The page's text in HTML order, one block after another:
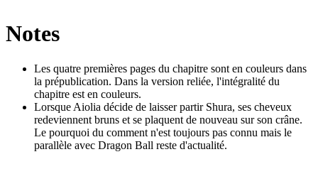
Notes
Les quatre premières pages du chapitre sont en couleurs dans
la prépublication. Dans la version reliée, l'intégralité du
chapitre est en couleurs.
Lorsque Aiolia décide de laisser partir Shura, ses cheveux
redeviennent bruns et se plaquent de nouveau sur son crâne.
Le pourquoi du comment n'est toujours pas connu mais le
parallèle avec Dragon Ball reste d'actualité.